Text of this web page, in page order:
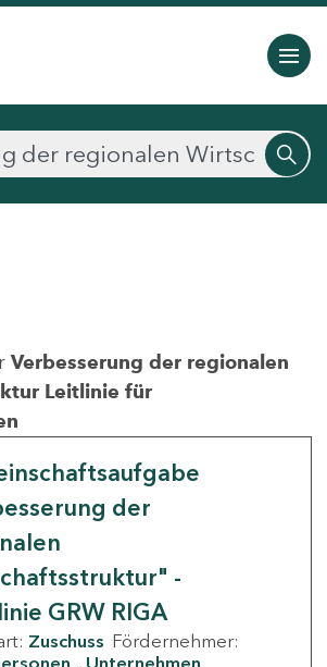
Verbesserung der regionalen
Leitlinie für
der
-
GRW RIGA
Zuschuss Fördernehmer: